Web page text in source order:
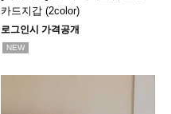
카드지갑 (2color)
로그인시 가격공개
NEW